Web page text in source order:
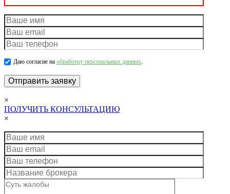
Даю согласие на обработку персональных данных.
×
ПОЛУЧИТЬ КОНСУЛЬТАЦИЮ
×